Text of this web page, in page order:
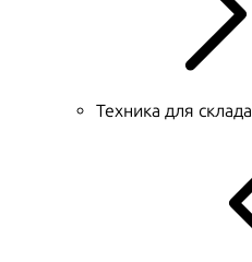
Техника для склада